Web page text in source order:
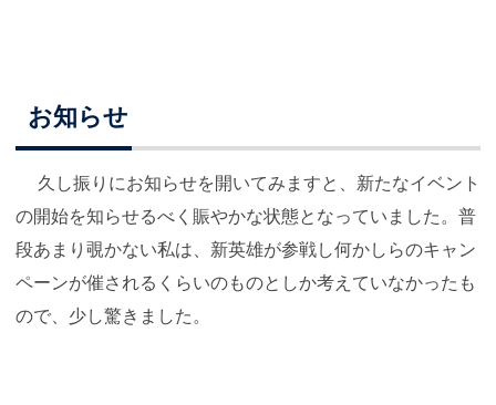
お知らせ
久し振りにお知らせを開いてみますと、新たなイベント
の開始を知らせるべく賑やかな状態となっていました。普
段あまり覗かない私は、新英雄が参戦し何かしらのキャン
ペーンが催されるくらいのものとしか考えていなかったも
ので、少し驚きました。